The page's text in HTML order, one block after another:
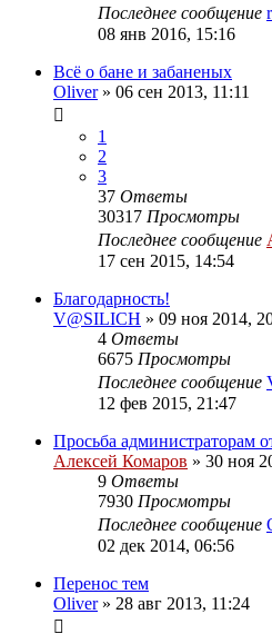
Последнее сообщение
08 янв 2016, 15:16
Всё о бане и забаненых
Oliver» 06 сен 2013, 11:11
1
2
3
37 Ответы
30317 Просмотры
Последнее сообщение
17 сен 2015, 14:54
Благодарность!
V@SILICH » 09 ноя 2014,
4 Ответы
6675 Просмотры
Последнее сообщение
12 фев 2015, 21:47
Просьба администраторам
Алексей Комаров » 30 ноя
9 Ответы
7930 Просмотры
Последнее сообщение
02 дек 2014, 06:56
Перенос тем
Oliver» 28 авг 2013, 11:24